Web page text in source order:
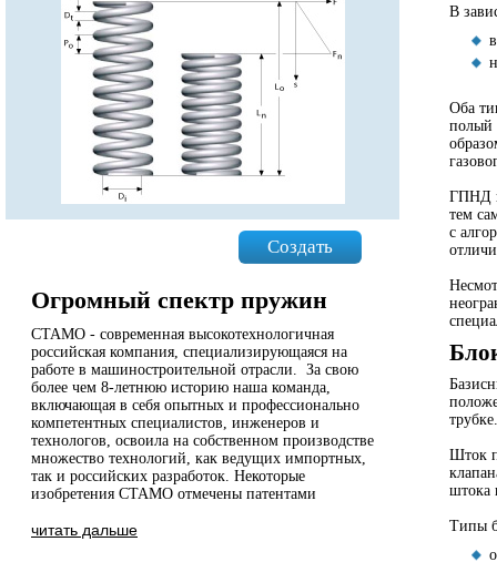
Создать
Огромный спектр пружин
СТАМО - современная высокотехнологичная
российская компания, специализирующаяся на
работе в машиностроительной отрасли. За свою
более чем 8-летнюю историю наша команда,
включающая в себя опытных и профессионально
компетентных специалистов, инженеров и
технологов, освоила на собственном производстве
множество технологий, как ведущих импортных,
так и российских разработок. Некоторые
изобретения СТАМО отмечены патентами
читать дальше
В
Оба
полый
ГПНД
тем
с
трубке.
Шток
штока
Типы